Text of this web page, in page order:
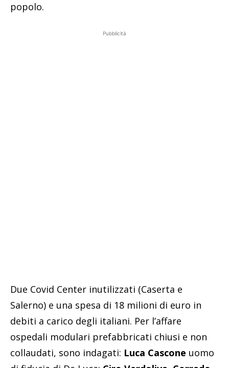
popolo.
Pubblicità
Due Covid Center inutilizzati (Caserta e
Salerno) e una spesa di 18 milioni di euro in
debiti a carico degli italiani. Per l’affare
ospedali modulari prefabbricati chiusi e non
collaudati, sono indagati: Luca Cascone uomo